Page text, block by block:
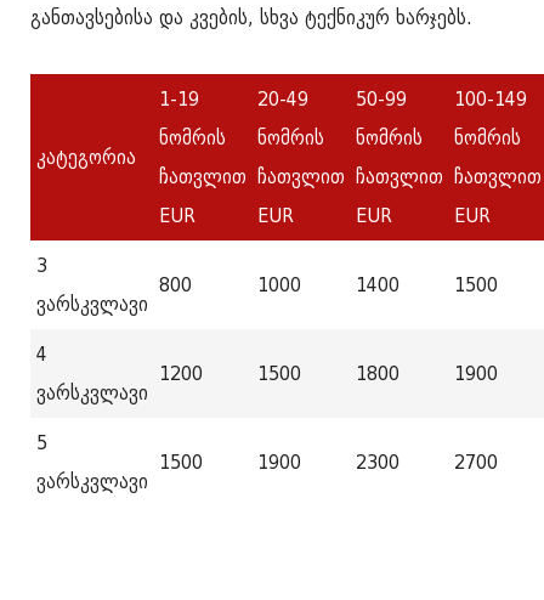
განთავსებისა და კვების, სხვა ტექნიკურ ხარჯებს.
კატეგორია
1-19
ნომრის
ჩათვლით
EUR
20-49
ნომრის
ჩათვლით
EUR
50-99
ნომრის
ჩათვლით
EUR
100-149
ნომრის
ჩათვლით
EUR
3
ვარსკვლავი
800 1000 1400 1500
4
ვარსკვლავი
1200 1500 1800 1900
5
ვარსკვლავი
1500 1900 2300 2700